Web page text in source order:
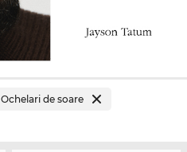
Ochelari de soare